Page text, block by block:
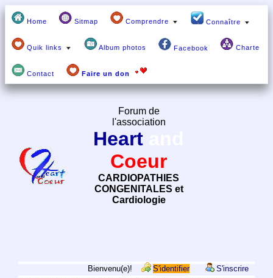
Home Sitmap Comprendre Connaître
Quik links Album photos Facebook Charte
Contact Faire un don
Forum de
l'association
Heart
Coeur
CARDIOPATHIES
CONGENITALES et
Cardiologie
Bienvenu(e)! S'identifier S'inscrire